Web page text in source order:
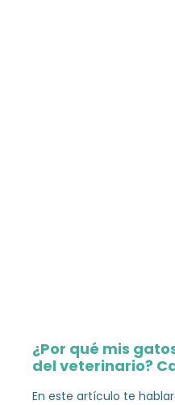
¿Por qué mis
del veterinario?
En este artículo te